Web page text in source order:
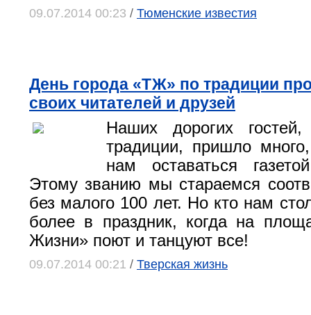
09.07.2014 00:23 / Тюменские известия
День города «ТЖ» по традиции
своих читателей и друзей
Наших дорогих
традиции, пришло
нам оставаться
Этому званию мы стараемся
без малого 100 лет. Но кто нам
более в праздник, когда на
Жизни» поют и танцуют все!
09.07.2014 00:21 / Тверская жизнь